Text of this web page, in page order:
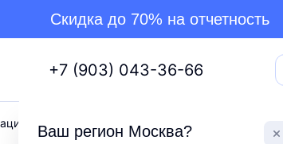
Скидка до 70% на отчетность
+7 (903) 043-36-66
бизнеса Торги
Ваш регион Москва?